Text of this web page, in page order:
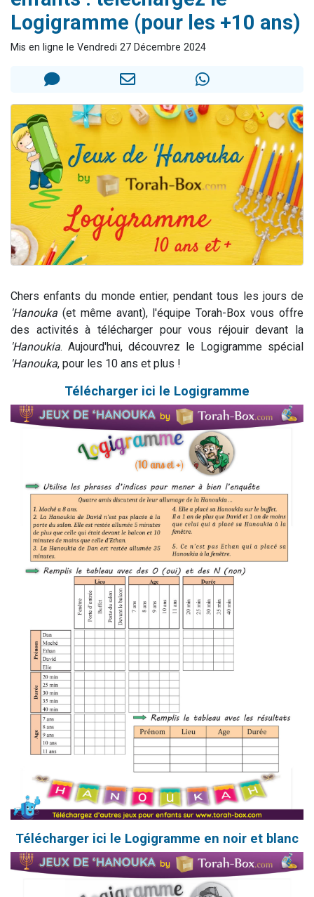
Ariel vient de donner son Maasser
Il reste 49 places pour étudier en groupe sur Zoom
Logigramme (pour les +10 ans)
Mis en ligne le Vendredi 27 Décembre 2024
Chers enfants du monde entier, pendant tous les jours de
'Hanouka (et même avant), l'équipe Torah-Box vous offre
des activités à télécharger pour vous réjouir devant la
'Hanoukia. Aujourd'hui, découvrez le Logigramme spécial
'Hanouka, pour les 10 ans et plus !
Télécharger ici le Logigramme
Télécharger ici le Logigramme en noir et blanc